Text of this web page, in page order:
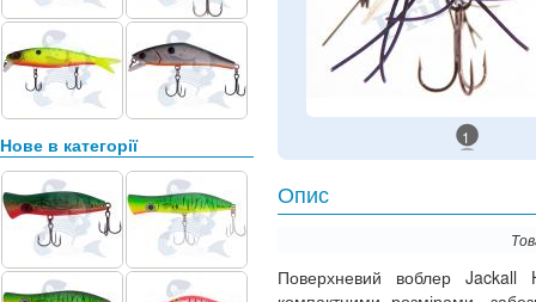
Нове в категорії 1
Опис
Поверхневий воблер Jackall